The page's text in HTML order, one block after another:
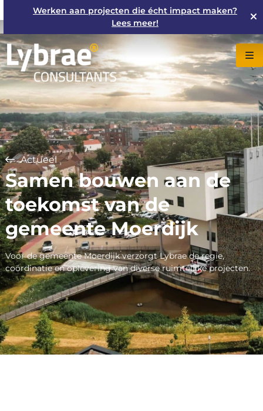
Werken aan projecten die écht impact maken?
Lees meer!
Actueel
Samen bouwen aan de
toekomst van de
gemeente Moerdijk
Voor de gemeente Moerdijk verzorgt Lybrae de regie,
coördinatie en oplevering van diverse ruimtelijke projecten.